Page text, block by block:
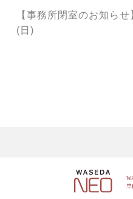
【事務所閉室のお知ら
(日)